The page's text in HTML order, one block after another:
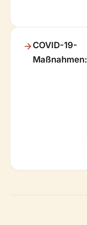
COVID-19-
Maßnahmen: